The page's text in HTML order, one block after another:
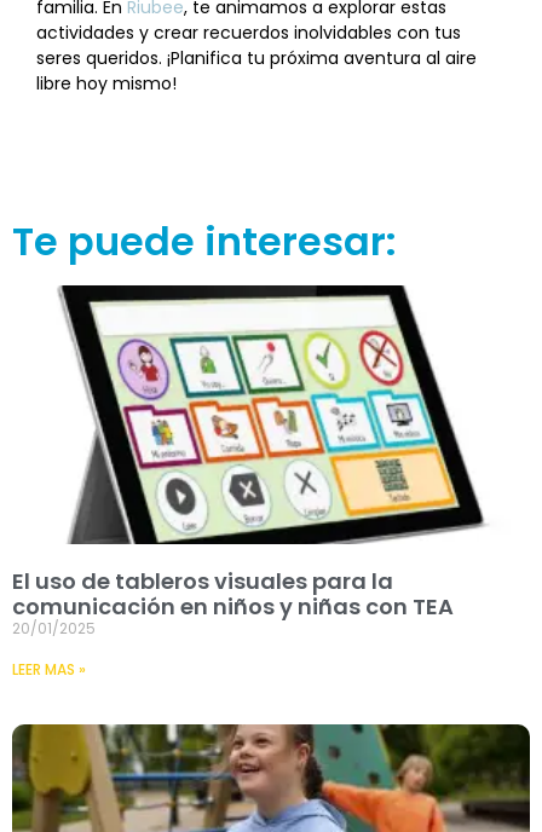
familia. En Riubee, te animamos a explorar estas
actividades y crear recuerdos inolvidables con tus
seres queridos. ¡Planifica tu próxima aventura al aire
libre hoy mismo!
Te puede interesar:
El uso de tableros visuales para la
comunicación en niños y niñas con TEA
20/01/2025
LEER MAS »